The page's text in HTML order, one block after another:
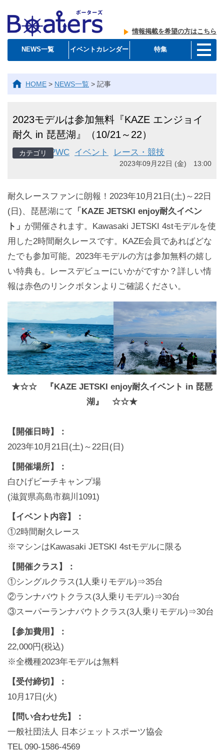
情報掲載を希望の方はこちら
NEWS一覧 イベントカレンダー 特集
HOME > NEWS一覧 > 記事
2023モデルは参加無料『KAZE エンジョイ
耐久 in 琵琶湖』（10/21～22）
PWC イベント レース・競技
2023年09月22日 (金) 13:00
耐久レースファンに朗報！2023年10月21日(土)～22日
(日)、琵琶湖にて
「KAZE JETSKI enjoy耐久イベン
ト」 が開催されます。Kawasaki JETSKI 4stモデルを使
用した2時間耐久レースです。KAZE会員であればどな
たでも参加可能。2023年モデルの方は参加無料の嬉し
い特典も。レースデビューにいかがですか？詳しい情
報は赤色のリンクボタンよりご確認ください。
★☆☆ 『KAZE JETSKI enjoy耐久イベント in 琵琶
湖』 ☆☆★
【開催日時】：
2023年10月21日(土)～22日(日)
【開催場所】：
白ひげビーチキャンプ場
(滋賀県高島市鵜川1091)
【イベント内容】：
①2時間耐久レース
※マシンはKawasaki JETSKI 4stモデルに限る
【開催クラス】：
①シングルクラス(1人乗りモデル)⇒35台
②ランナバウトクラス(3人乗りモデル)⇒30台
③スーパーランナバウトクラス(3人乗りモデル)⇒30台
【参加費用】：
22,000円(税込)
※全機種2023年モデルは無料
【受付締切】：
10月17日(火)
【問い合わせ先】：
一般社団法人 日本ジェットスポーツ協会
TEL 090-1586-4569